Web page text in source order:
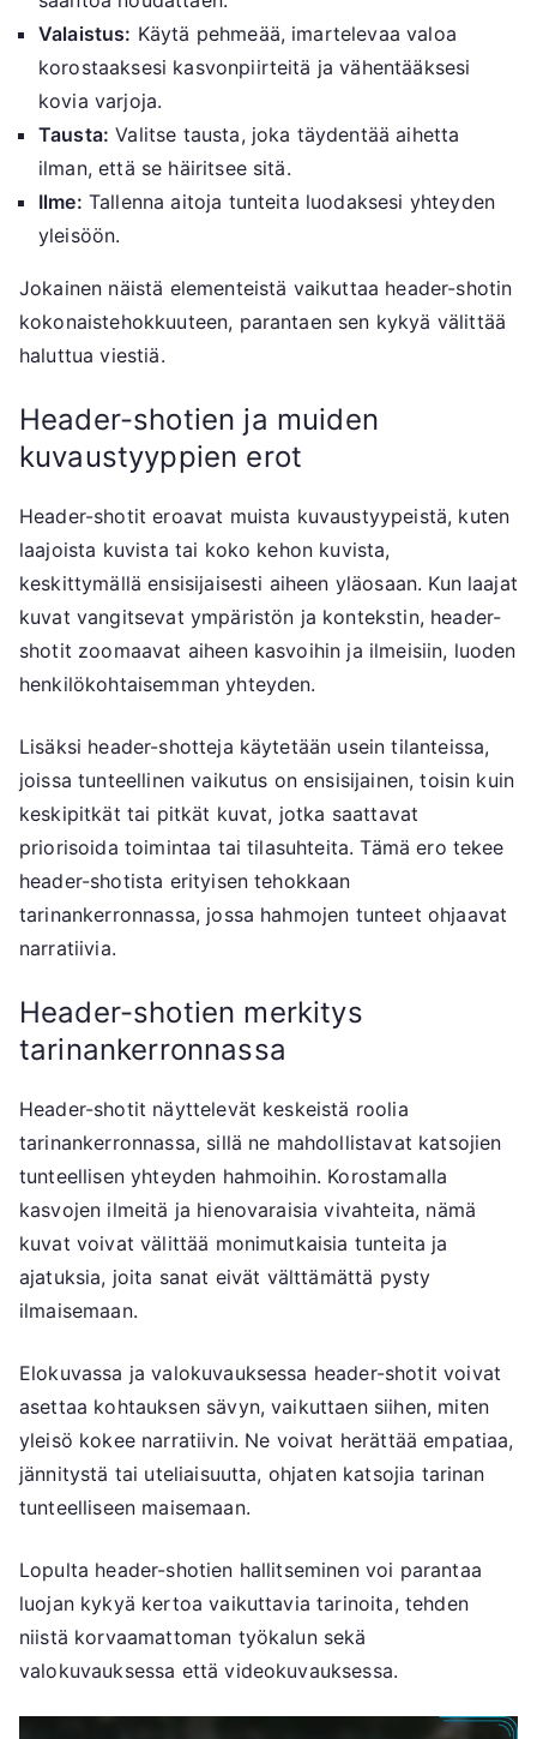
Valaistus: Käytä pehmeää, imartelevaa valoa
korostaaksesi kasvonpiirteitä ja vähentääksesi
kovia varjoja.
Tausta: Valitse tausta, joka täydentää aihetta
ilman, että se häiritsee sitä.
Ilme: Tallenna aitoja tunteita luodaksesi yhteyden
yleisöön.
Jokainen näistä elementeistä vaikuttaa header-shotin
kokonaistehokkuuteen, parantaen sen kykyä välittää
haluttua viestiä.
Header-shotien ja muiden
kuvaustyyppien erot
Header-shotit eroavat muista kuvaustyypeistä, kuten
laajoista kuvista tai koko kehon kuvista,
keskittymällä ensisijaisesti aiheen yläosaan. Kun laajat
kuvat vangitsevat ympäristön ja kontekstin, header-
shotit zoomaavat aiheen kasvoihin ja ilmeisiin, luoden
henkilökohtaisemman yhteyden.
Lisäksi header-shotteja käytetään usein tilanteissa,
joissa tunteellinen vaikutus on ensisijainen, toisin kuin
keskipitkät tai pitkät kuvat, jotka saattavat
priorisoida toimintaa tai tilasuhteita. Tämä ero tekee
header-shotista erityisen tehokkaan
tarinankerronnassa, jossa hahmojen tunteet ohjaavat
narratiivia.
Header-shotien merkitys
tarinankerronnassa
Header-shotit näyttelevät keskeistä roolia
tarinankerronnassa, sillä ne mahdollistavat katsojien
tunteellisen yhteyden hahmoihin. Korostamalla
kasvojen ilmeitä ja hienovaraisia vivahteita, nämä
kuvat voivat välittää monimutkaisia tunteita ja
ajatuksia, joita sanat eivät välttämättä pysty
ilmaisemaan.
Elokuvassa ja valokuvauksessa header-shotit voivat
asettaa kohtauksen sävyn, vaikuttaen siihen, miten
yleisö kokee narratiivin. Ne voivat herättää empatiaa,
jännitystä tai uteliaisuutta, ohjaten katsojia tarinan
tunteelliseen maisemaan.
Lopulta header-shotien hallitseminen voi parantaa
luojan kykyä kertoa vaikuttavia tarinoita, tehden
niistä korvaamattoman työkalun sekä
valokuvauksessa että videokuvauksessa.